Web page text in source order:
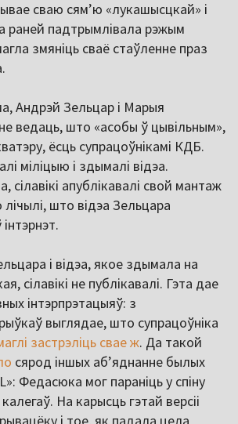
сваю сям’ю «лукашысцкай» і
раней падтрымлівала рэжым
змяніць сваё стаўленне праз
Андрэй Зельцар і Марыя
ведаць, што «асобы ў цывільным»,
ёсць супрацоўнікамі КДБ.
міліцыю і здымалі відэа.
сілавікі апублікавалі свой мантаж
што відэа Зельцара
і відэа, якое здымала на
сілавікі не публікавалі. Гэта дае
інтэрпрэтацыяў: з
выглядае, што супрацоўніка
застрэліць свае ж. Да такой
сярод іншых аб’яднанне былых
Федасюка мог параніць у спіну
На карысць гэтай версіі